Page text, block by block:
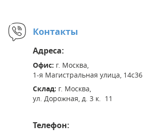
Контакты
Адреса:
Офис: г. Москва,
1-я Магистральная улица, 14с36
Склад: г. Москва,
ул. Дорожная, д. 3 к. 11
Телефон: